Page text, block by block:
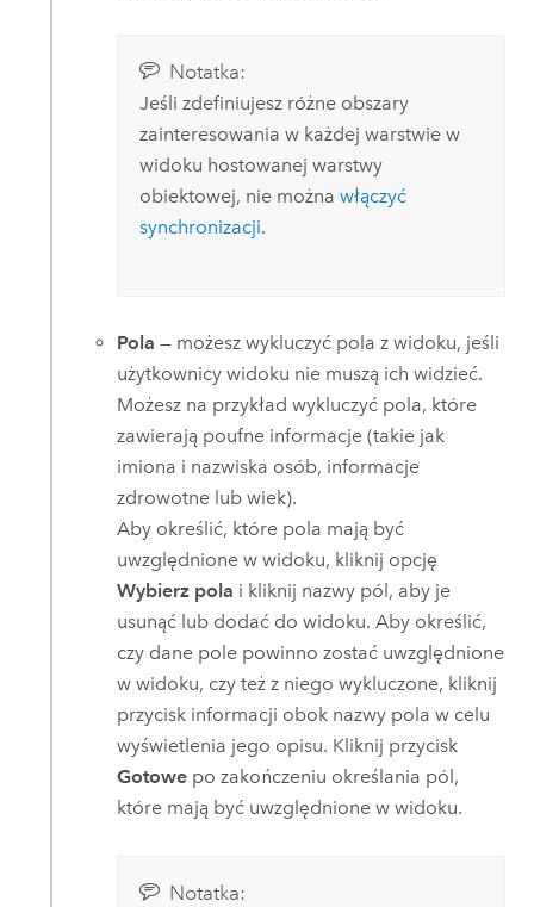
Notatka:
Jeśli zdefiniujesz różne obszary
zainteresowania w każdej warstwie w
widoku hostowanej warstwy
obiektowej, nie można włączyć
synchronizacji.
Pola — możesz wykluczyć pola z widoku, jeśli
użytkownicy widoku nie muszą ich widzieć.
Możesz na przykład wykluczyć pola, które
zawierają poufne informacje (takie jak
imiona i nazwiska osób, informacje
zdrowotne lub wiek).
Aby określić, które pola mają być
uwzględnione w widoku, kliknij opcję
Wybierz pola i kliknij nazwy pól, aby je
usunąć lub dodać do widoku. Aby określić,
czy dane pole powinno zostać uwzględnione
w widoku, czy też z niego wykluczone, kliknij
przycisk informacji obok nazwy pola w celu
wyświetlenia jego opisu. Kliknij przycisk
Gotowe po zakończeniu określania pól,
które mają być uwzględnione w widoku.
Notatka: